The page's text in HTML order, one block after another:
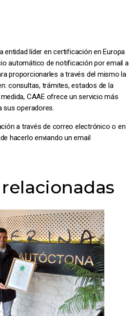
entidad líder en certificación en Europa
automático de notificación por email a
proporcionarles a través del mismo la
consultas, trámites, estados de la
CAAE ofrece un servicio más
sus operadores.
a través de correo electrónico o en
hacerlo enviando un email